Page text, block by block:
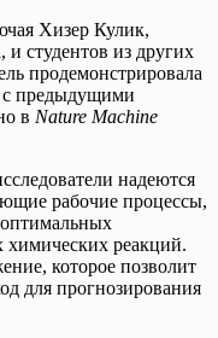
Хизер Кулик,
студентов из других
продемонстрировала
с предыдущими
в Nature Machine
надеются
рабочие процессы,
оптимальных
химических реакций.
которое позволит
для прогнозирования